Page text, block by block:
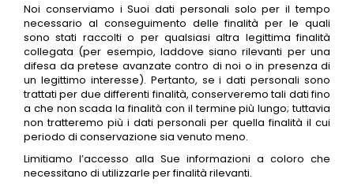
Noi conserviamo i Suoi dati personali solo per il tempo
necessario al conseguimento delle finalità per le quali
sono stati raccolti o per qualsiasi altra legittima finalità
collegata (per esempio, laddove siano rilevanti per una
difesa da pretese avanzate contro di noi o in presenza di
un legittimo interesse). Pertanto, se i dati personali sono
trattati per due differenti finalità, conserveremo tali dati fino
a che non scada la finalità con il termine più lungo; tuttavia
non tratteremo più i dati personali per quella finalità il cui
periodo di conservazione sia venuto meno.
Limitiamo l’accesso alla Sue informazioni a coloro che
necessitano di utilizzarle per finalità rilevanti.